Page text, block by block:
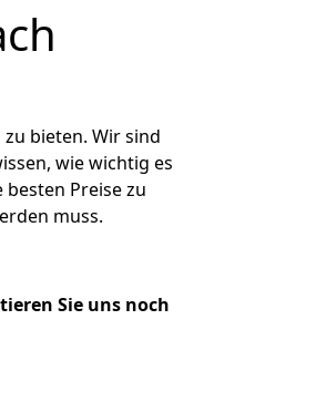
zu bieten. Wir sind
wie wichtig es
Preise zu
muss.
Sie uns noch